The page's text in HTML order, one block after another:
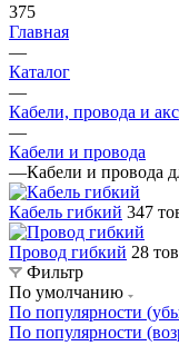
375
Главная
—
Каталог
—
Кабели, провода и
—
Кабели и провода
—Кабели и провода
Кабель гибкий 347
Провод гибкий 28
Фильтр
По умолчанию
По популярности
По популярности